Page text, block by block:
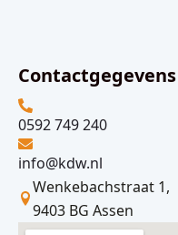
Contactgegevens
0592 749 240
info@kdw.nl
Wenkebachstraat 1,
9403 BG Assen